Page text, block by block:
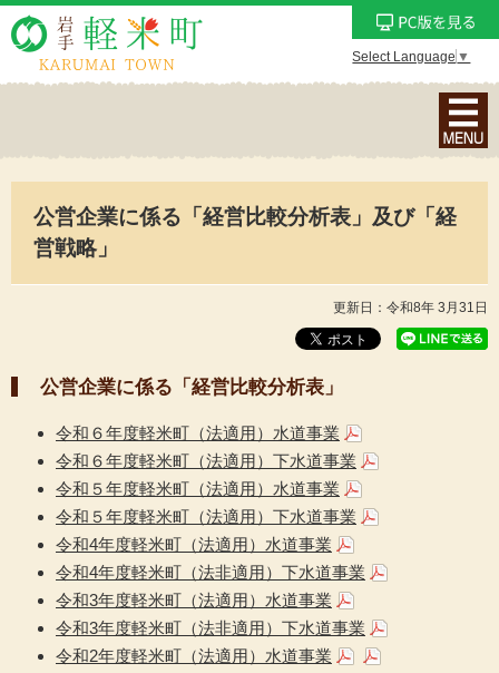
Select Language ▼
ナ
ビ
シ
メ
ニ
ュ
公営企業に係る「経営比較分析表」及び「経
営戦略」
更新日：令和8年 3月31日
公営企業に係る「経営比較分析表」
令和６年度軽米町（法適用）水道事業
令和６年度軽米町（法適用）下水道事業
令和５年度軽米町（法適用）水道事業
令和５年度軽米町（法適用）下水道事業
令和4年度軽米町（法適用）水道事業
令和4年度軽米町（法非適用）下水道事業
令和3年度軽米町（法適用）水道事業
令和3年度軽米町（法非適用）下水道事業
令和2年度軽米町（法適用）水道事業